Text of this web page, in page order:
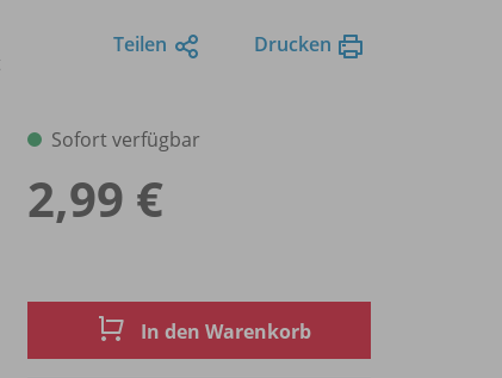
Teilen Drucken
Sofort verfügbar
2,99 €
In den Warenkorb